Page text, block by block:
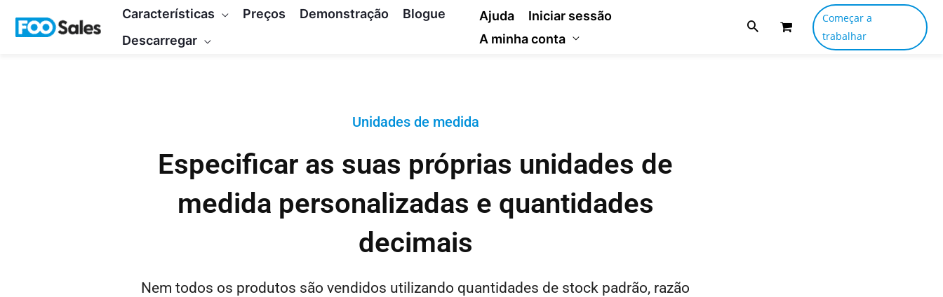
para
Características Preços Demonstração
Blogue
Descarregar
Ajuda
Iniciar sessão
A minha conta
Começar a
trabalhar
Unidades de medida
Especificar as suas próprias unidades de
medida personalizadas e quantidades
decimais
Nem todos os produtos são vendidos utilizando quantidades de stock padrão, razão